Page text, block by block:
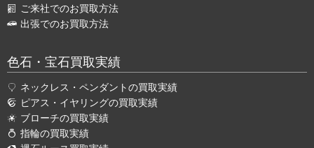
ご来社でのお買取方法
出張でのお買取方法
色石・宝石買取実績
ネックレス・ペンダントの買取実績
ピアス・イヤリングの買取実績
ブローチの買取実績
指輪の買取実績